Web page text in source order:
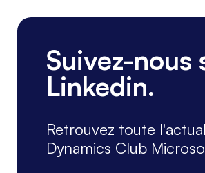
Suivez-nous
Linkedin.
Retrouvez toute
Dynamics Club